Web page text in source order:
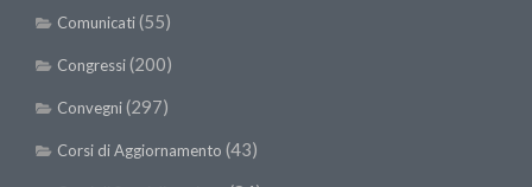
Comunicati(55)
Congressi(200)
Convegni(297)
Corsi di Aggiornamento (43)